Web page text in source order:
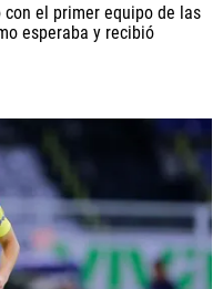
el primer equipo de las
esperaba y recibió